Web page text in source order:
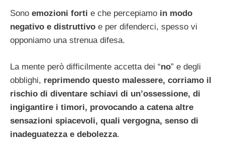
Sono emozioni forti e che percepiamo in modo
negativo e distruttivo e per difenderci, spesso vi
opponiamo una strenua difesa.
La mente però difficilmente accetta dei “no” e degli
obblighi, reprimendo questo malessere, corriamo il
rischio di diventare schiavi di un’ossessione, di
ingigantire i timori, provocando a catena altre
sensazioni spiacevoli, quali vergogna, senso di
inadeguatezza e debolezza.